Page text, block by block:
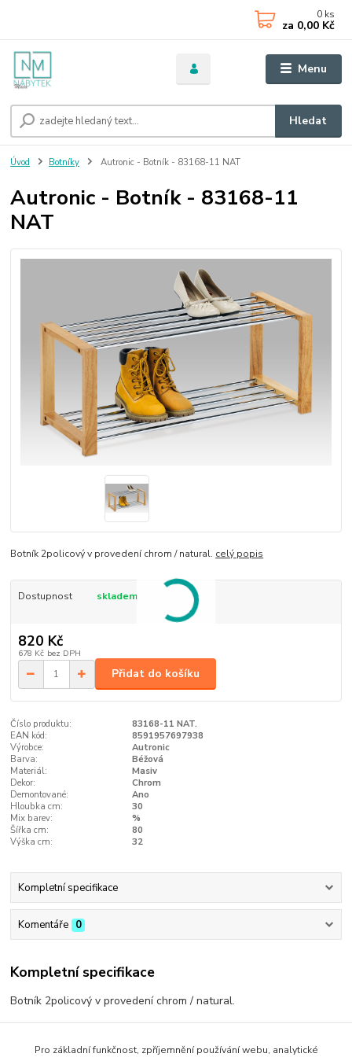
Menu
Hledat
0 ks
za 0,00 Kč
Úvod Botníky Autronic - Botník - 83168-11 NAT
Autronic - Botník - 83168-11
NAT
Botník 2policový v provedení chrom / natural. celý popis
Dostupnost skladem
820 Kč
678 Kč bez DPH
Přidat do košíku
Číslo produktu:
83168-11 NAT.
EAN kód:
8591957697938
Výrobce:
Autronic
Barva:
Béžová
Materiál:
Masiv
Dekor:
Chrom
Demontované:
Ano
Hloubka cm:
30
Mix barev:
%
Šířka cm:
80
Výška cm:
32
Kompletní specifikace
Komentáře 0
Kompletní specifikace
Botník 2policový v provedení chrom / natural.
Pro základní funkčnost, zpříjemnění používání webu, analytické